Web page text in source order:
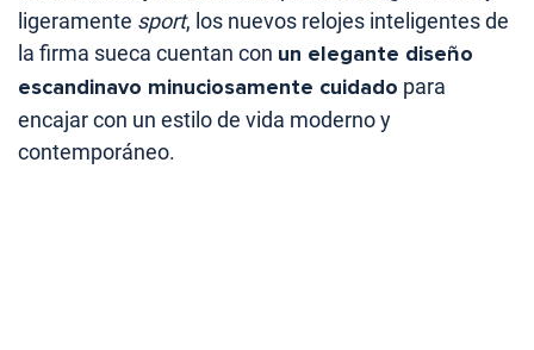
ligeramente sport, los nuevos relojes inteligentes de
la firma sueca cuentan con un elegante diseño
escandinavo minuciosamente cuidado para
encajar con un estilo de vida moderno y
contemporáneo.